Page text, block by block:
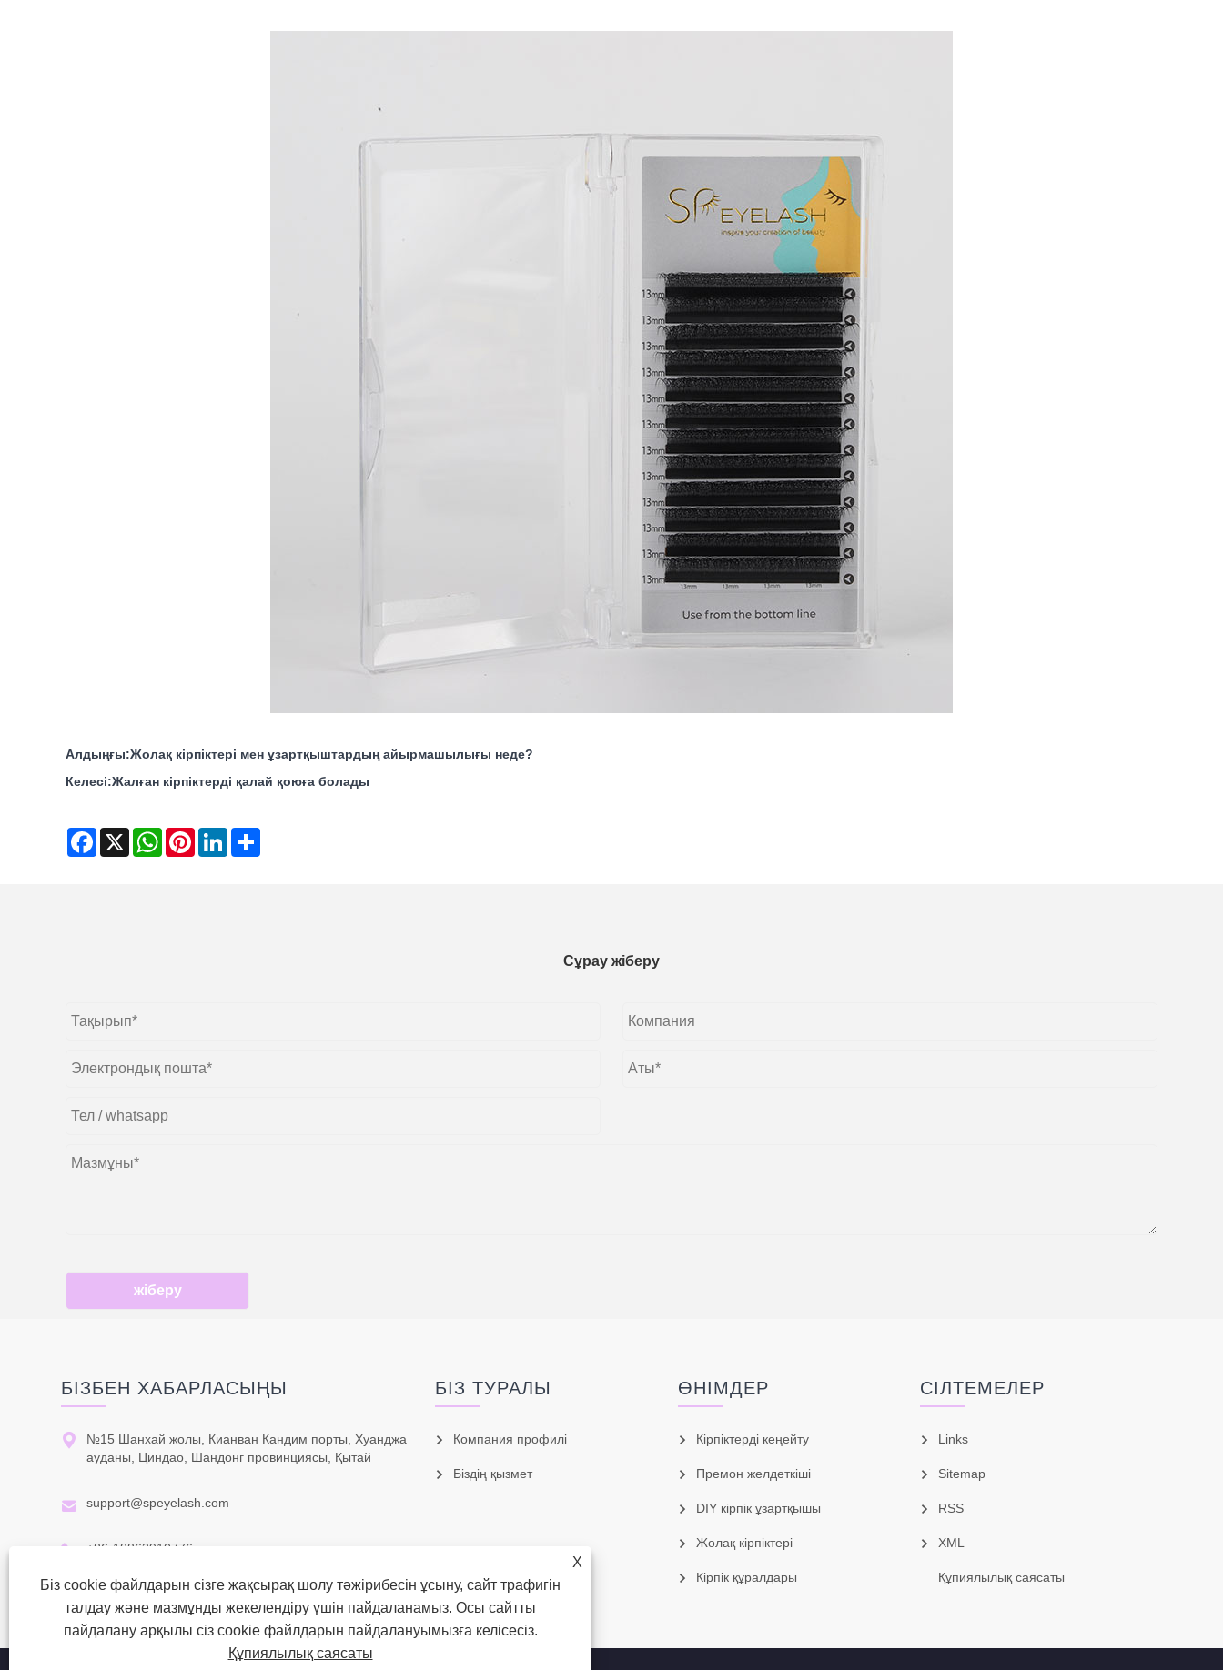
Алдыңғы:Жолақ кірпіктері мен ұзартқыштардың айырмашылығы неде?
Келесі:Жалған кірпіктерді қалай қоюға болады
Facebook
X WhatsAppPinterestLinkedIn
Сұрау жіберу
жіберу
X
Біз cookie файлдарын сізге жақсырақ шолу тәжірибесін ұсыну, сайт трафигін
талдау және мазмұнды жекелендіру үшін пайдаланамыз. Осы сайтты
пайдалану арқылы сіз cookie файлдарын пайдалануымызға келісесіз.
Құпиялылық саясаты
БІЗБЕН ХАБАРЛАСЫҢЫ

№15 Шанхай жолы, Кианван Кандим порты, Хуанджа
ауданы, Циндао, Шандонг провинциясы, Қытай
 support@speyelash.com
 +86-18863910776
БІЗ ТУРАЛЫ
Компания профилі
Біздің қызмет
ӨНІМДЕР
Кірпіктерді кеңейту
Премон желдеткіші
DIY кірпік ұзартқышы
Жолақ кірпіктері
Кірпік құралдары
СІЛТЕМЕЛЕР
Links
Sitemap
RSS
XML
Құпиялылық саясаты